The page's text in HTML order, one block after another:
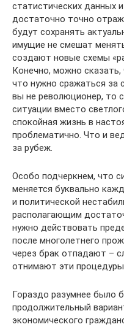
статистических данных
достаточно точно
будут сохранять
имущие не смешат
создают новые схемы
Конечно, можно
что нужно сражаться за
вы не революционер, то
ситуации вместо
спокойная жизнь в
проблематично. Что и
за рубеж.
Особо подчеркнем, что
меняется буквально
и политической
располагающим
нужно действовать
после многолетнего
через брак отпадают –
отнимают эти
Гораздо разумнее было
продолжительный
экономического